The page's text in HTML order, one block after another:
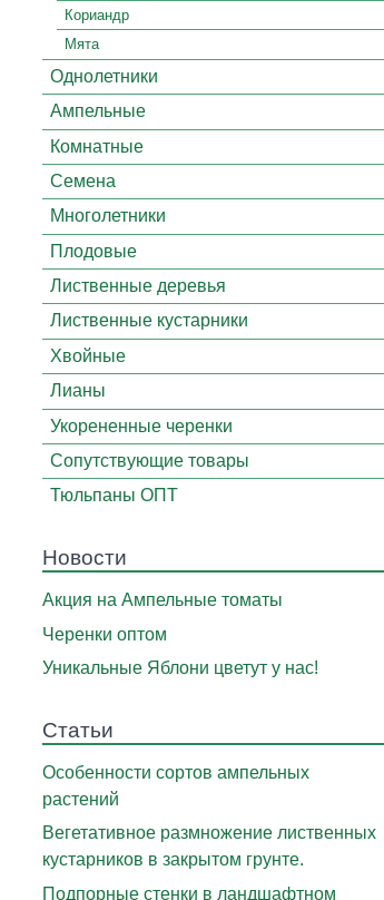
Кориандр
Мята
Однолетники
Ампельные
Комнатные
Семена
Многолетники
Плодовые
Лиственные деревья
Лиственные кустарники
Хвойные
Лианы
Укорененные черенки
Сопутствующие товары
Тюльпаны ОПТ
Новости
Акция на Ампельные томаты
Черенки оптом
Уникальные Яблони цветут у нас!
Статьи
Особенности сортов ампельных
растений
Вегетативное размножение лиственных
кустарников в закрытом грунте.
Подпорные стенки в ландшафтном